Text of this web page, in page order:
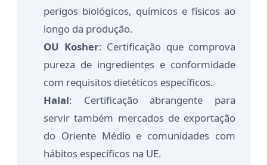
perigos biológicos, químicos e físicos ao
longo da produção.
OU Kosher: Certificação que comprova
pureza de ingredientes e conformidade
com requisitos dietéticos específicos.
Halal: Certificação abrangente para
servir também mercados de exportação
do Oriente Médio e comunidades com
hábitos específicos na UE.